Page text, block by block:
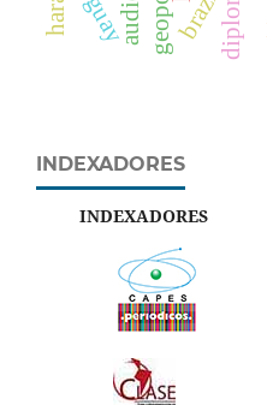
INDEXADORES
INDEXADORES